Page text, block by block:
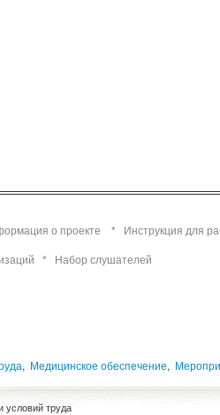
о проекте * Инструкция для
* Набор слушателей
, Медицинское обеспечение,
условий труда